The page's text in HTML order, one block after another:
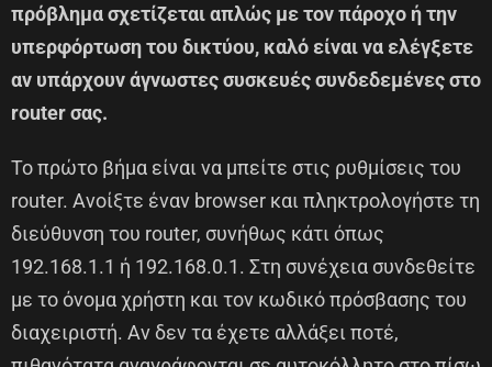
πρόβλημα σχετίζεται απλώς με τον πάροχο ή την
υπερφόρτωση του δικτύου, καλό είναι να ελέγξετε
αν υπάρχουν άγνωστες συσκευές συνδεδεμένες στο
router σας.
Το πρώτο βήμα είναι να μπείτε στις ρυθμίσεις του
router. Ανοίξτε έναν browser και πληκτρολογήστε τη
διεύθυνση του router, συνήθως κάτι όπως
192.168.1.1 ή 192.168.0.1. Στη συνέχεια συνδεθείτε
με το όνομα χρήστη και τον κωδικό πρόσβασης του
διαχειριστή. Αν δεν τα έχετε αλλάξει ποτέ,